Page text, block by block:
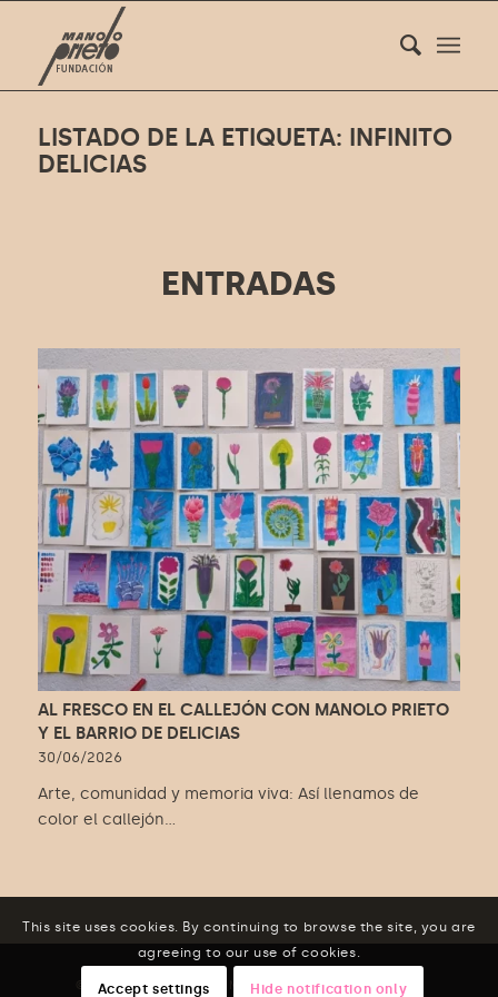
LISTADO DE LA ETIQUETA: INFINITO
DELICIAS
ENTRADAS
AL FRESCO EN EL CALLEJÓN CON MANOLO PRIETO
Y EL BARRIO DE DELICIAS
30/06/2026
Arte, comunidad y memoria viva: Así llenamos de
color el callejón…
© Copyright - Fundación Manolo Prieto
This site uses cookies. By continuing to browse the site, you are
agreeing to our use of cookies.
Accept settings Hide notification only